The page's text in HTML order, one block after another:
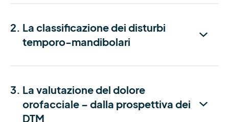
2. La classificazione dei disturbi
temporo-mandibolari
3. La valutazione del dolore
orofacciale – dalla prospettiva dei
DTM